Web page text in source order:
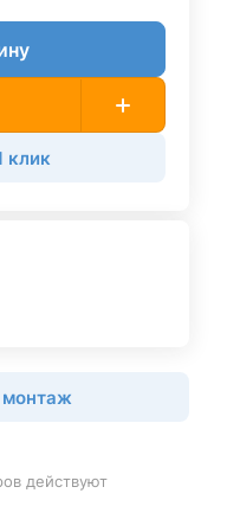
клик
монтаж
действуют